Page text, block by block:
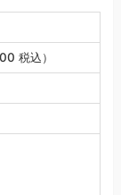
税込）